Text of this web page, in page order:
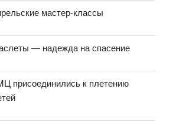
мастер-классы
— надежда на спасение
присоединились к плетению